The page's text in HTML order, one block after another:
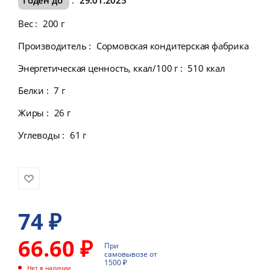
Вес : 200 г
Производитель : Сормовская кондитерская фабрика
Энергетическая ценность, ккал/100 г : 510 ккал
Белки : 7 г
Жиры : 26 г
Углеводы : 61 г
74 ₽
66.60 ₽
При
самовывозе от
1500 ₽
Нет в наличии